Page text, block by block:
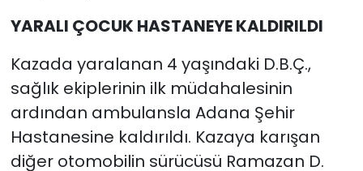
YARALI ÇOCUK HASTANEYE KALDIRILDI
Kazada yaralanan 4 yaşındaki D.B.Ç.,
sağlık ekiplerinin ilk müdahalesinin
ardından ambulansla Adana Şehir
Hastanesine kaldırıldı. Kazaya karışan
diğer otomobilin sürücüsü Ramazan D.